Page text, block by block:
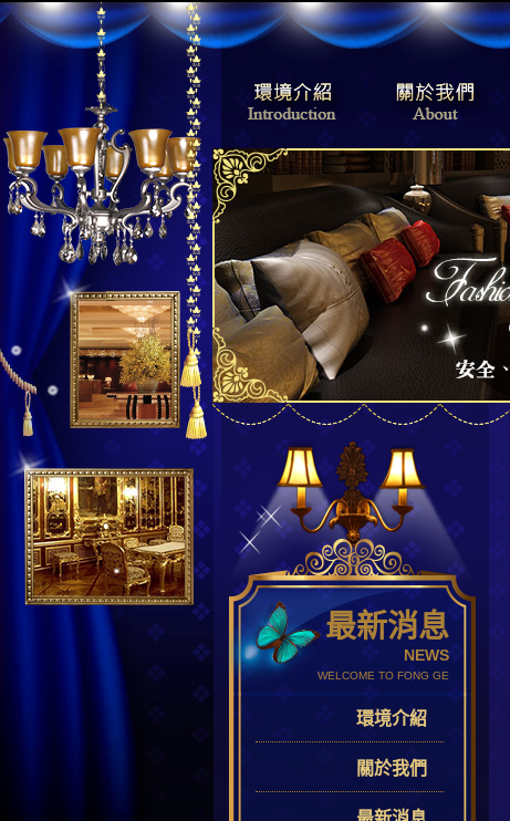
最新消息
NEWS
WELCOME TO FONG GE
環境介紹
關於我們